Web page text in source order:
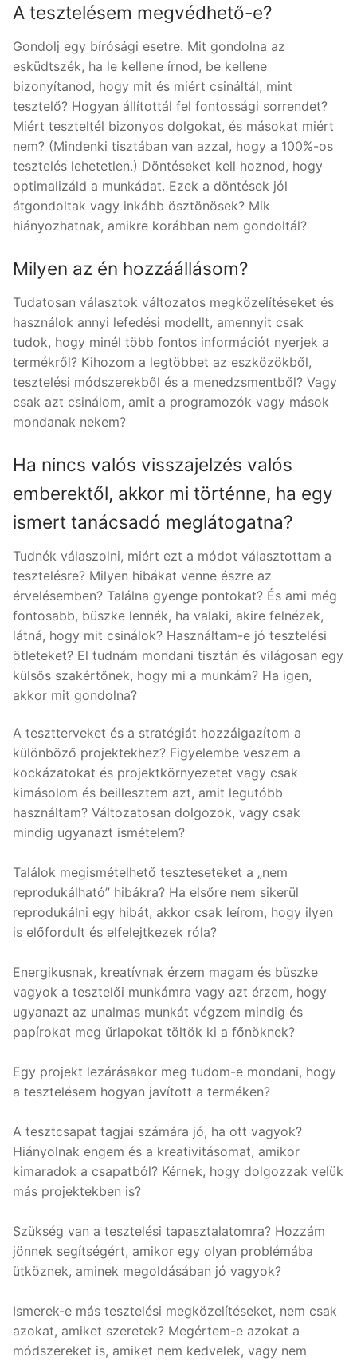
A tesztelésem megvédhető-e?
Gondolj egy bírósági esetre. Mit gondolna az
esküdtszék, ha le kellene írnod, be kellene
bizonyítanod, hogy mit és miért csináltál, mint
tesztelő? Hogyan állítottál fel fontossági sorrendet?
Miért teszteltél bizonyos dolgokat, és másokat miért
nem? (Mindenki tisztában van azzal, hogy a 100%-os
tesztelés lehetetlen.) Döntéseket kell hoznod, hogy
optimalizáld a munkádat. Ezek a döntések jól
átgondoltak vagy inkább ösztönösek? Mik
hiányozhatnak, amikre korábban nem gondoltál?
Milyen az én hozzáállásom?
Tudatosan választok változatos megközelítéseket és
használok annyi lefedési modellt, amennyit csak
tudok, hogy minél több fontos információt nyerjek a
termékről? Kihozom a legtöbbet az eszközökből,
tesztelési módszerekből és a menedzsmentből? Vagy
csak azt csinálom, amit a programozók vagy mások
mondanak nekem?
Ha nincs valós visszajelzés valós
emberektől, akkor mi történne, ha egy
ismert tanácsadó meglátogatna?
Tudnék válaszolni, miért ezt a módot választottam a
tesztelésre? Milyen hibákat venne észre az
érvelésemben? Találna gyenge pontokat? És ami még
fontosabb, büszke lennék, ha valaki, akire felnézek,
látná, hogy mit csinálok? Használtam-e jó tesztelési
ötleteket? El tudnám mondani tisztán és világosan egy
külsős szakértőnek, hogy mi a munkám? Ha igen,
akkor mit gondolna?
A tesztterveket és a stratégiát hozzáigazítom a
különböző projektekhez? Figyelembe veszem a
kockázatokat és projektkörnyezetet vagy csak
kimásolom és beillesztem azt, amit legutóbb
használtam? Változatosan dolgozok, vagy csak
mindig ugyanazt ismételem?
Találok megismételhető teszteseteket a „nem
reprodukálható” hibákra? Ha elsőre nem sikerül
reprodukálni egy hibát, akkor csak leírom, hogy ilyen
is előfordult és elfelejtkezek róla?
Energikusnak, kreatívnak érzem magam és büszke
vagyok a tesztelői munkámra vagy azt érzem, hogy
ugyanazt az unalmas munkát végzem mindig és
papírokat meg űrlapokat töltök ki a főnöknek?
Egy projekt lezárásakor meg tudom-e mondani, hogy
a tesztelésem hogyan javított a terméken?
A tesztcsapat tagjai számára jó, ha ott vagyok?
Hiányolnak engem és a kreativitásomat, amikor
kimaradok a csapatból? Kérnek, hogy dolgozzak velük
más projektekben is?
Szükség van a tesztelési tapasztalatomra? Hozzám
jönnek segítségért, amikor egy olyan problémába
ütköznek, aminek megoldásában jó vagyok?
Ismerek-e más tesztelési megközelítéseket, nem csak
azokat, amiket szeretek? Megértem-e azokat a
módszereket is, amiket nem kedvelek, vagy nem